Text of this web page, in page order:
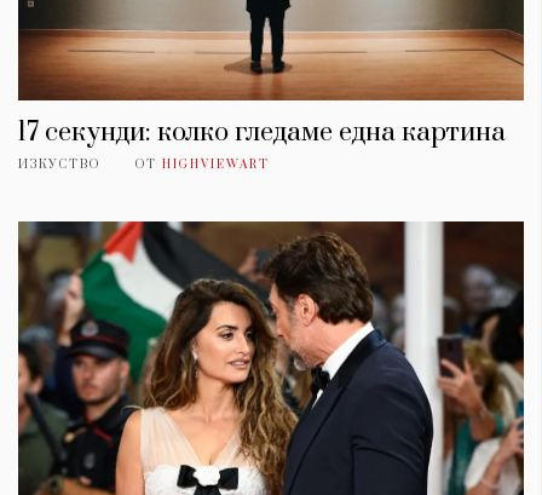
17 секунди: колко гледаме една картина
ИЗКУСТВО ОТ HIGHVIEWART